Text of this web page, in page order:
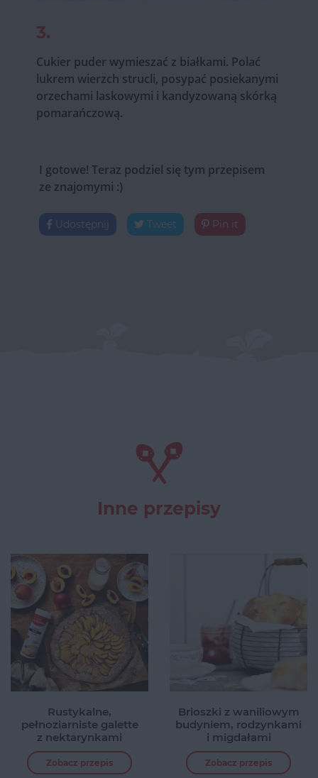
3.
Cukier puder wymieszać z białkami. Polać
lukrem wierzch strucli, posypać posiekanymi
orzechami laskowymi i kandyzowaną skórką
pomarańczową.
I gotowe! Teraz podziel się tym przepisem
ze znajomymi :)
Udostępnij Tweet Pin it
Inne przepisy
Rustykalne,
pełnoziarniste galette
z nektarynkami
Zobacz przepis
Brioszki z waniliowym
budyniem, rodzynkami
i migdałami
Zobacz przepis